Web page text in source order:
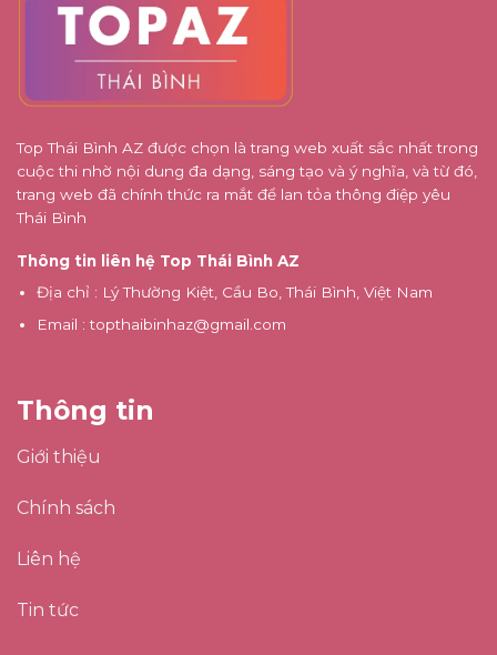
Top Thái Bình AZ được chọn là trang web xuất sắc nhất trong
cuộc thi nhờ nội dung đa dạng, sáng tạo và ý nghĩa, và từ đó,
trang web đã chính thức ra mắt để lan tỏa thông điệp yêu
Thái Bình
Thông tin liên hệ Top Thái Bình AZ
Địa chỉ : Lý Thường Kiệt, Cầu Bo, Thái Bình, Việt Nam
Email :topthaibinhaz@gmail.com
Thông tin
Giới thiệu
Chính sách
Liên hệ
Tin tức